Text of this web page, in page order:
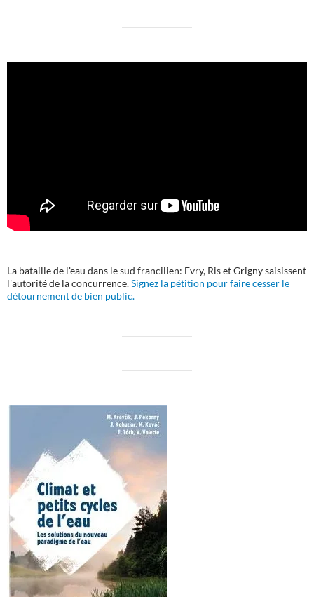
La bataille de l'eau dans le sud francilien: Evry, Ris et Grigny saisissent
l'autorité de la concurrence.Signez la pétition pour faire cesser le
détournement de bien public.